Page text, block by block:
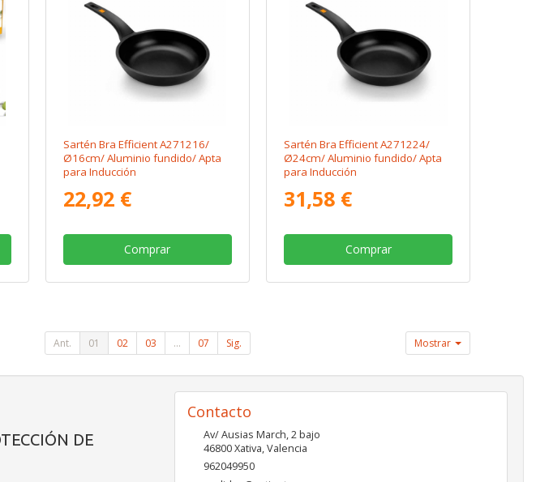
Sartén Bra Efficient A271216/
Ø16cm/ Aluminio fundido/ Apta
para Inducción
22,92 €
Comprar
Sartén Bra Efficient A271224/
Ø24cm/ Aluminio fundido/ Apta
para Inducción
31,58 €
Comprar
Ant. 01 02 03 ... 07 Sig. Mostrar
DE
Contacto
Av/ Ausias March, 2 bajo
46800Xativa,Valencia
962049950